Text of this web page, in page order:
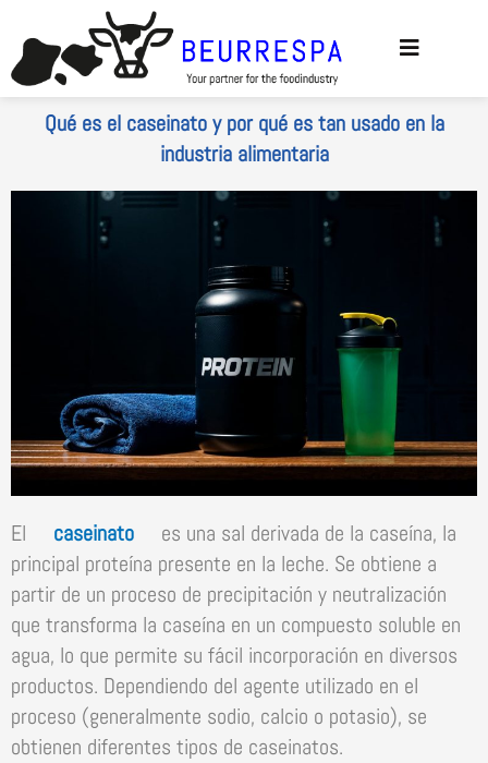
contenido
Qué es el caseinato y por qué es tan usado en la
industria alimentaria
El caseinato
es una sal derivada de la caseína, la
principal proteína presente en la leche. Se obtiene a
partir de un proceso de precipitación y neutralización
que transforma la caseína en un compuesto soluble en
agua, lo que permite su fácil incorporación en diversos
productos. Dependiendo del agente utilizado en el
proceso (generalmente sodio, calcio o potasio), se
obtienen diferentes tipos de caseinatos.